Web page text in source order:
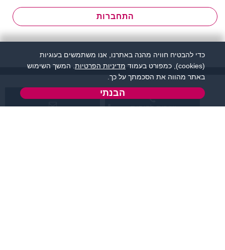
התחברות
שירות לקוחות:
כדי להבטיח חוויה מהנה באתרנו, אנו משתמשים בעוגיות
(cookies), כמפורט בעמוד
מדיניות הפרטיות . המשך השימוש
באתר מהווה את הסכמתך על כך.
הבנתי